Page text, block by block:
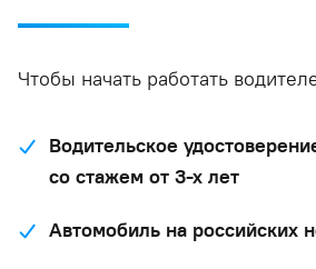
Чтобы начать работать
Водительское
со стажем от 3-х лет
Автомобиль на российских